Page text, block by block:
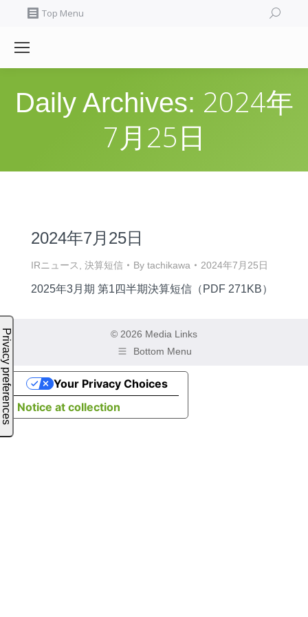
Top Menu Search:
Daily Archives: 2024年
7月25日
2024年7月25日
IRニュース 決算短信 By tachikawa 2024年7月25日
2025年3月期 第1四半期決算短信（PDF 271KB）
© 2026 Media Links
Bottom Menu
Notice at collection
Your Privacy Choices